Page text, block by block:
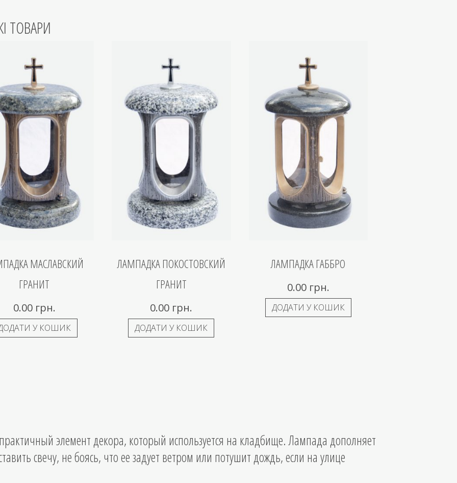
ТОВАРИ
МАСЛАВСКИЙ
ГРАНИТ
0.00 грн.
У КОШИК
ЛАМПАДКА ПОКОСТОВСКИЙ
ГРАНИТ
0.00 грн.
ДОДАТИ У КОШИК
ЛАМПАДКА ГАББРО
0.00 грн.
ДОДАТИ У КОШИК
элемент декора, который используется на кладбище. Лампада дополняет
свечу, не боясь, что ее задует ветром или потушит дождь, если на улице